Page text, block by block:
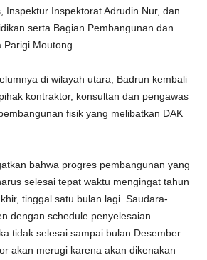
Inspektur Inspektorat Adrudin Nur, dan
serta Bagian Pembangunan dan
Moutong.
di wilayah utara, Badrun kembali
kontraktor, konsultan dan pengawas
fisik yang melibatkan DAK
bahwa progres pembangunan yang
selesai tepat waktu mengingat tahun
tinggal satu bulan lagi. Saudara-
dengan schedule penyelesaian
tidak selesai sampai bulan Desember
akan merugi karena akan dikenakan